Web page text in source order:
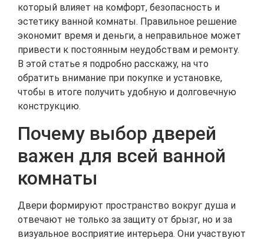
который влияет на комфорт, безопасность и
эстетику ванной комнаты. Правильное решение
экономит время и деньги, а неправильное может
привести к постоянным неудобствам и ремонту.
В этой статье я подробно расскажу, на что
обратить внимание при покупке и установке,
чтобы в итоге получить удобную и долговечную
конструкцию.
Почему выбор дверей
важен для всей ванной
комнаты
Двери формируют пространство вокруг душа и
отвечают не только за защиту от брызг, но и за
визуальное восприятие интерьера. Они участвуют